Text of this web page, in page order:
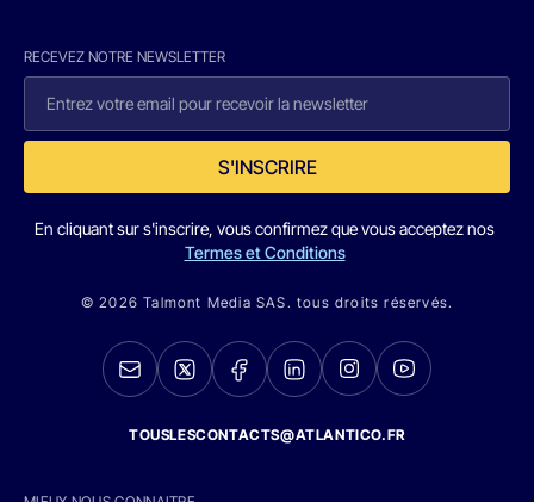
RECEVEZ NOTRE NEWSLETTER
S'INSCRIRE
En cliquant sur s'inscrire, vous confirmez que vous acceptez nos
Termes et Conditions
© 2026 Talmont Media SAS. tous droits réservés.
TOUSLESCONTACTS@ATLANTICO.FR